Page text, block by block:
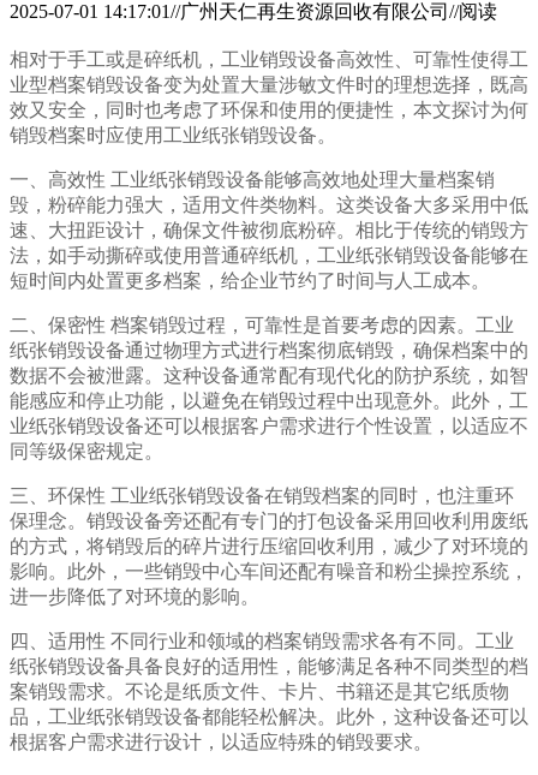
2025-07-01 14:17:01//广州天仁再生资源回收有限公司//阅读
相对于手工或是碎纸机，工业销毁设备高效性、可靠性使得工
业型档案销毁设备变为处置大量涉敏文件时的理想选择，既高
效又安全，同时也考虑了环保和使用的便捷性，本文探讨为何
销毁档案时应使用工业纸张销毁设备。
一、高效性 工业纸张销毁设备能够高效地处理大量档案销
毁，粉碎能力强大，适用文件类物料。这类设备大多采用中低
速、大扭距设计，确保文件被彻底粉碎。相比于传统的销毁方
法，如手动撕碎或使用普通碎纸机，工业纸张销毁设备能够在
短时间内处置更多档案，给企业节约了时间与人工成本。
二、保密性 档案销毁过程，可靠性是首要考虑的因素。工业
纸张销毁设备通过物理方式进行档案彻底销毁，确保档案中的
数据不会被泄露。这种设备通常配有现代化的防护系统，如智
能感应和停止功能，以避免在销毁过程中出现意外。此外，工
业纸张销毁设备还可以根据客户需求进行个性设置，以适应不
同等级保密规定。
三、环保性 工业纸张销毁设备在销毁档案的同时，也注重环
保理念。销毁设备旁还配有专门的打包设备采用回收利用废纸
的方式，将销毁后的碎片进行压缩回收利用，减少了对环境的
影响。此外，一些销毁中心车间还配有噪音和粉尘操控系统，
进一步降低了对环境的影响。
四、适用性 不同行业和领域的档案销毁需求各有不同。工业
纸张销毁设备具备良好的适用性，能够满足各种不同类型的档
案销毁需求。不论是纸质文件、卡片、书籍还是其它纸质物
品，工业纸张销毁设备都能轻松解决。此外，这种设备还可以
根据客户需求进行设计，以适应特殊的销毁要求。